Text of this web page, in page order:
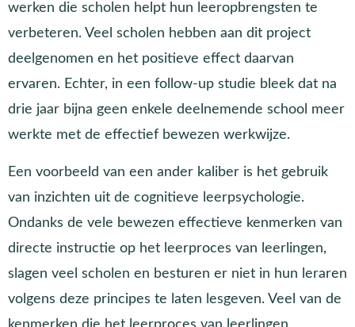
werken die scholen helpt hun leeropbrengsten te
verbeteren. Veel scholen hebben aan dit project
deelgenomen en het positieve effect daarvan
ervaren. Echter, in een follow-up studie bleek dat na
drie jaar bijna geen enkele deelnemende school meer
werkte met de effectief bewezen werkwijze.
Een voorbeeld van een ander kaliber is het gebruik
van inzichten uit de cognitieve leerpsychologie.
Ondanks de vele bewezen effectieve kenmerken van
directe instructie op het leerproces van leerlingen,
slagen veel scholen en besturen er niet in hun leraren
volgens deze principes te laten lesgeven. Veel van de
kenmerken die het leerproces van leerlingen